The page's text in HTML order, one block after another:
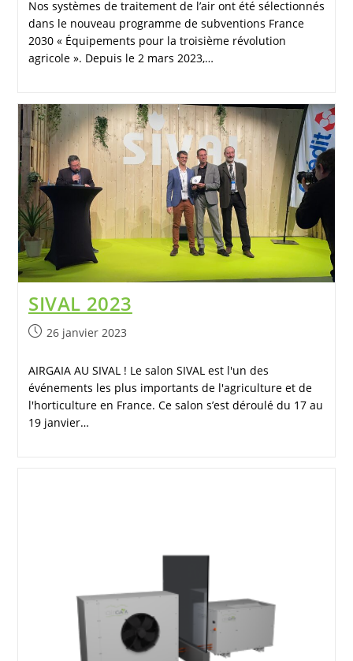
Nos systèmes de traitement de l’air ont été sélectionnés
dans le nouveau programme de subventions France
2030 « Équipements pour la troisième révolution
agricole ». Depuis le 2 mars 2023,…
SIVAL 2023
26 janvier 2023
AIRGAIA AU SIVAL ! Le salon SIVAL est l'un des
événements les plus importants de l'agriculture et de
l'horticulture en France. Ce salon s’est déroulé du 17 au
19 janvier…